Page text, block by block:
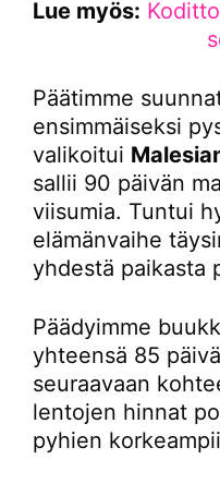
Lue myös:
Päätimme
ensimmäiseksi
valikoitui
sallii 90 päivän
viisumia. Tuntui
elämänvaihe
yhdestä paikasta
Päädyimme
yhteensä 85
seuraavaan
lentojen hinnat
pyhien